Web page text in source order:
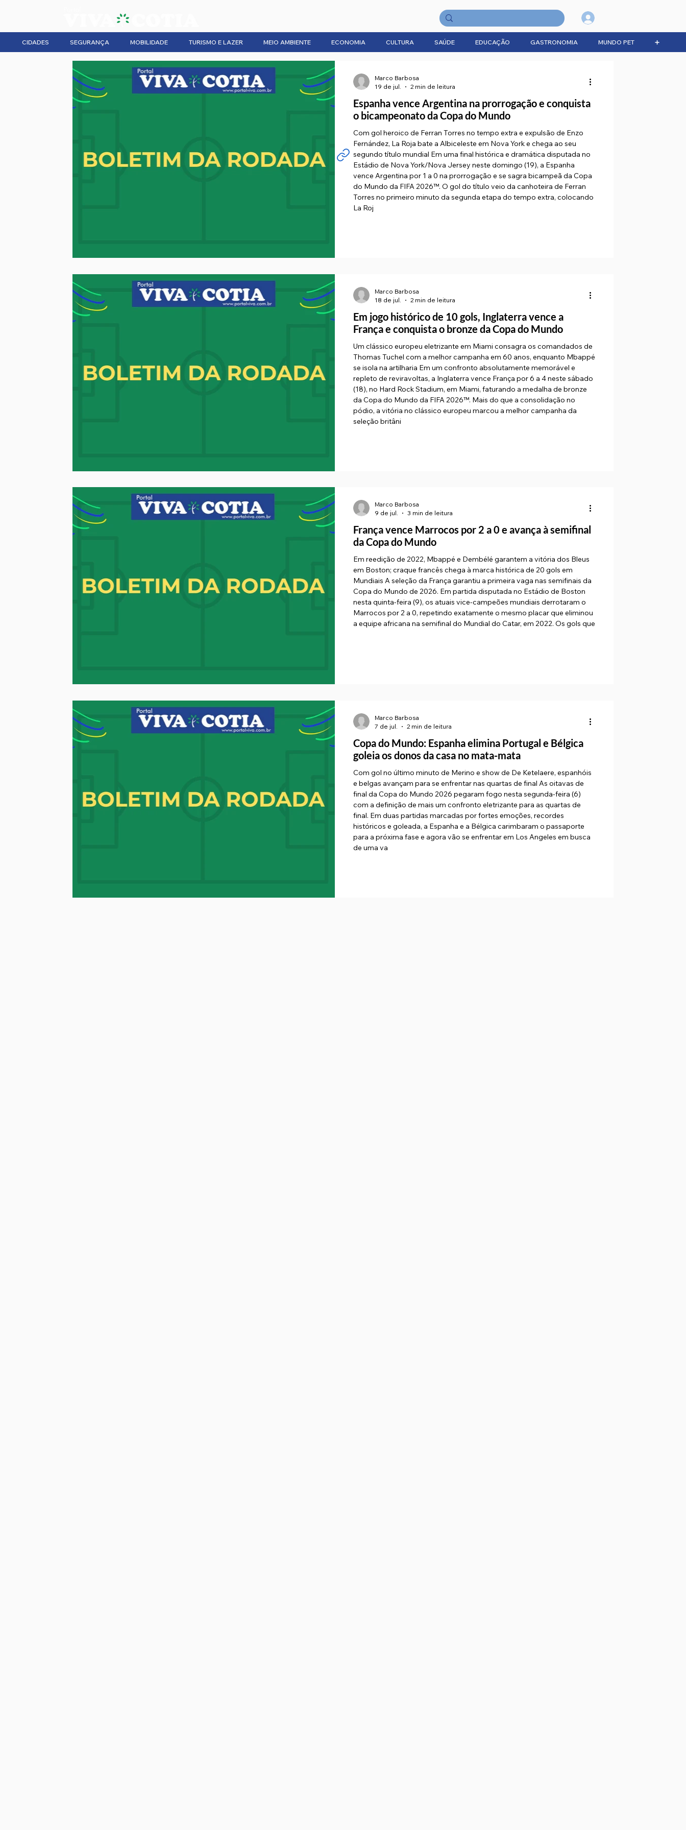
CIDADES SEGURANÇA MOBILIDADE TURISMO E LAZER MEIO AMBIENTE ECONOMIA CULTURA SAÚDE EDUCAÇÃO GASTRONOMIA MUNDO PET ➕
Espanha vence Argentina na prorrogação e conquista
o bicampeonato da Copa do Mundo
Com gol heroico de Ferran Torres no tempo extra e expulsão de Enzo
Fernández, La Roja bate a Albiceleste em Nova York e chega ao seu
segundo título mundial Em uma final histórica e dramática disputada no
Estádio de Nova York/Nova Jersey neste domingo (19), a Espanha
vence Argentina por 1 a 0 na prorrogação e se sagra bicampeã da Copa
do Mundo da FIFA 2026™. O gol do título veio da canhoteira de Ferran
Torres no primeiro minuto da segunda etapa do tempo extra, colocando
La Roj
Marco Barbosa
19 de jul.
2 min de leitura
Em jogo histórico de 10 gols, Inglaterra vence a
França e conquista o bronze da Copa do Mundo
Um clássico europeu eletrizante em Miami consagra os comandados de
Thomas Tuchel com a melhor campanha em 60 anos, enquanto Mbappé
se isola na artilharia Em um confronto absolutamente memorável e
repleto de reviravoltas, a Inglaterra vence França por 6 a 4 neste sábado
(18), no Hard Rock Stadium, em Miami, faturando a medalha de bronze
da Copa do Mundo da FIFA 2026™. Mais do que a consolidação no
pódio, a vitória no clássico europeu marcou a melhor campanha da
seleção britâni
Marco Barbosa
18 de jul.
2 min de leitura
França vence Marrocos por 2 a 0 e avança à semifinal
da Copa do Mundo
Em reedição de 2022, Mbappé e Dembélé garantem a vitória dos Bleus
em Boston; craque francês chega à marca histórica de 20 gols em
Mundiais A seleção da França garantiu a primeira vaga nas semifinais da
Copa do Mundo de 2026. Em partida disputada no Estádio de Boston
nesta quinta-feira (9), os atuais vice-campeões mundiais derrotaram o
Marrocos por 2 a 0, repetindo exatamente o mesmo placar que eliminou
a equipe africana na semifinal do Mundial do Catar, em 2022. Os gols que
Marco Barbosa
9 de jul.
3 min de leitura
Copa do Mundo: Espanha elimina Portugal e Bélgica
goleia os donos da casa no mata-mata
Com gol no último minuto de Merino e show de De Ketelaere, espanhóis
e belgas avançam para se enfrentar nas quartas de final As oitavas de
final da Copa do Mundo 2026 pegaram fogo nesta segunda-feira (6)
com a definição de mais um confronto eletrizante para as quartas de
final. Em duas partidas marcadas por fortes emoções, recordes
históricos e goleada, a Espanha e a Bélgica carimbaram o passaporte
para a próxima fase e agora vão se enfrentar em Los Angeles em busca
de uma va
Marco Barbosa
7 de jul.
2 min de leitura